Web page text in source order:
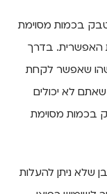
בכמות מסוימת
האפשרית. בדרך
שאפשר לקחת
לא יכולים
בכמות מסוימת
שלא ניתן להעלות